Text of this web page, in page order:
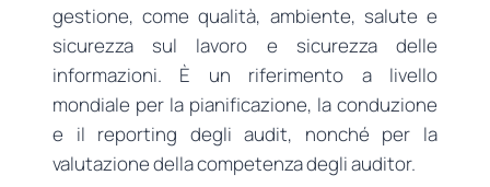
gestione, come qualità, ambiente, salute e
sicurezza sul lavoro e sicurezza delle
informazioni. È un riferimento a livello
mondiale per la pianificazione, la conduzione
e il reporting degli audit, nonché per la
valutazione della competenza degli auditor.